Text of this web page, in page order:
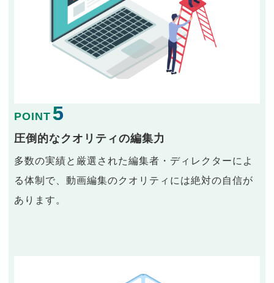
POINT 5
圧倒的なクオリティの編集力
多数の実績と厳選された編集者・ディレクターによ
る体制で、動画編集のクオリティには絶対の自信が
あります。